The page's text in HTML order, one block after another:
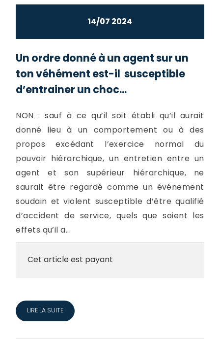
14/07 2024
Un ordre donné à un agent sur un
ton véhément est-il susceptible
d’entrainer un choc...
NON : sauf à ce qu’il soit établi qu’il aurait
donné lieu à un comportement ou à des
propos excédant l’exercice normal du
pouvoir hiérarchique, un entretien entre un
agent et son supérieur hiérarchique, ne
saurait être regardé comme un événement
soudain et violent susceptible d’être qualifié
d’accident de service, quels que soient les
effets qu’il a...
Cet article est payant
LIRE LA SUITE